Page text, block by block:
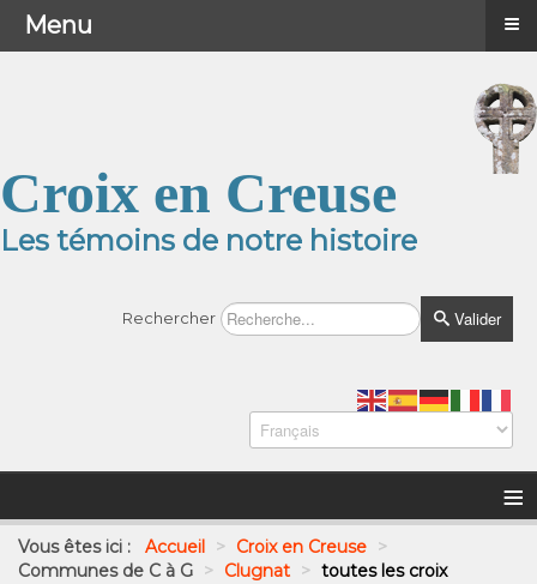
Croix en Creuse
Les témoins de notre histoire
Rechercher Valider
≡
Vous êtes ici : Accueil > Croix en Creuse >
Communes de C à G > Clugnat > toutes les croix
Menu ≡
Menu ≡